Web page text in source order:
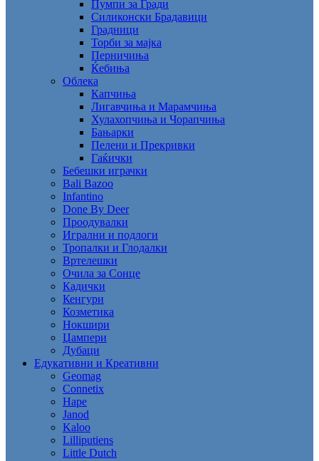
Пумпи за Гради
Силиконски Брадавици
Градници
Торби за мајка
Перничиња
Ќебиња
Облека
Капчиња
Лигавчиња и Марамчиња
Хулахопчиња и Чорапчиња
Бањарки
Пелени и Прекривки
Гаќички
Бебешки играчки
Bali Bazoo
Infantino
Done By Deer
Проодувалки
Игрални и подлоги
Тропалки и Глодалки
Вртелешки
Очила за Сонце
Кадички
Кенгури
Козметика
Нокшири
Џампери
Дубаци
Едукативни и Креативни
Geomag
Connetix
Hape
Janod
Kaloo
Lilliputiens
Little Dutch